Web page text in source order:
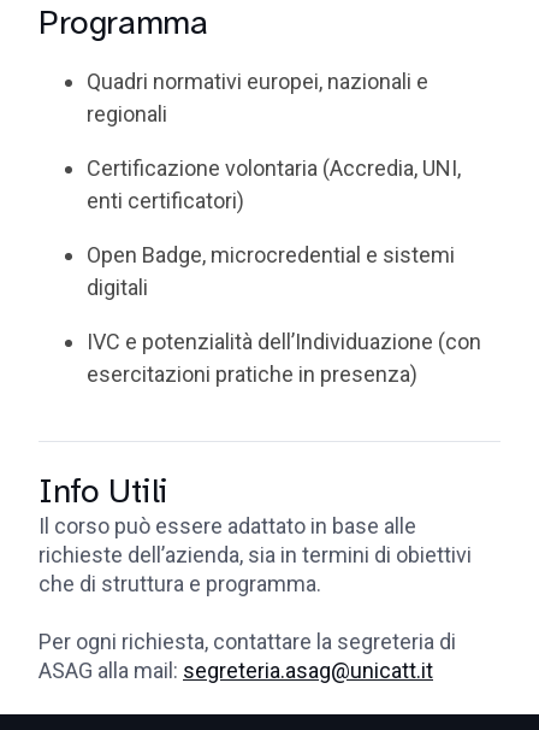
Programma
Quadri normativi europei, nazionali e
regionali
Certificazione volontaria (Accredia, UNI,
enti certificatori)
Open Badge, microcredential e sistemi
digitali
IVC e potenzialità dell’Individuazione (con
esercitazioni pratiche in presenza)
Info Utili
Il corso può essere adattato in base alle
richieste dell’azienda, sia in termini di obiettivi
che di struttura e programma.
Per ogni richiesta, contattare la segreteria di
ASAG alla mail: segreteria.asag@unicatt.it